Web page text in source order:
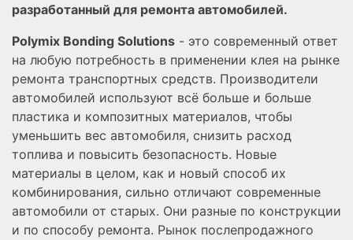
разработанный для ремонта автомобилей.
Polymix Bonding Solutions - это современный ответ
на любую потребность в применении клея на рынке
ремонта транспортных средств. Производители
автомобилей используют всё больше и больше
пластика и композитных материалов, чтобы
уменьшить вес автомобиля, снизить расход
топлива и повысить безопасность. Новые
материалы в целом, как и новый способ их
комбинирования, сильно отличают современные
автомобили от старых. Они разные по конструкции
и по способу ремонта. Рынок послепродажного